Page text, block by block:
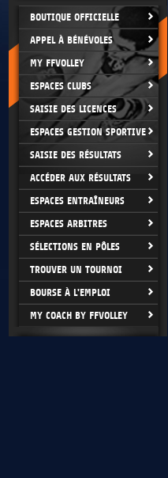
BOUTIQUE OFFICIELLE
APPEL À BÉNÉVOLES
MY FFVOLLEY
ESPACES CLUBS
SAISIE DES LICENCES
ESPACES GESTION SPORTIVE
SAISIE DES RÉSULTATS
ACCÉDER AUX RÉSULTATS
ESPACES ENTRAÎNEURS
ESPACES ARBITRES
SÉLECTIONS EN PÔLES
TROUVER UN TOURNOI
BOURSE À L'EMPLOI
MY COACH BY FFVOLLEY